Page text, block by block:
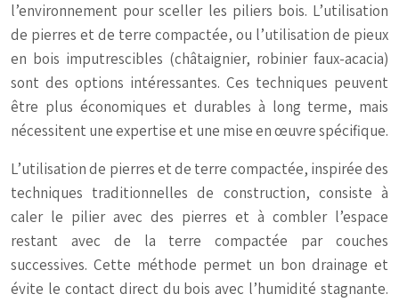
l’environnement pour sceller les piliers bois. L’utilisation
de pierres et de terre compactée, ou l’utilisation de pieux
en bois imputrescibles (châtaignier, robinier faux-acacia)
sont des options intéressantes. Ces techniques peuvent
être plus économiques et durables à long terme, mais
nécessitent une expertise et une mise en œuvre spécifique.
L’utilisation de pierres et de terre compactée, inspirée des
techniques traditionnelles de construction, consiste à
caler le pilier avec des pierres et à combler l’espace
restant avec de la terre compactée par couches
successives. Cette méthode permet un bon drainage et
évite le contact direct du bois avec l’humidité stagnante.